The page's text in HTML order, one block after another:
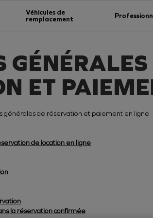
Véhicules de
remplacement
GÉNÉRALES
ET
générales de réservation et paiement en ligne
de location en ligne
la réservation confirmée